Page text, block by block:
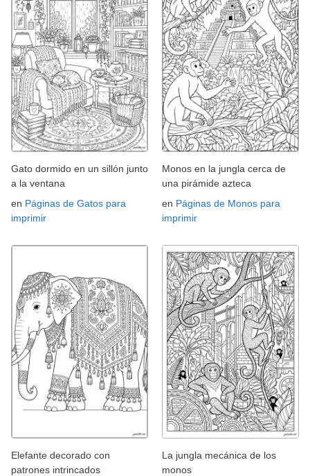
Gato dormido en un sillón junto
a la ventana
en Páginas de Gatos para
imprimir
Monos en la jungla cerca de
una pirámide azteca
en Páginas de Monos para
imprimir
Elefante decorado con
patrones intrincados
La jungla mecánica de los
monos